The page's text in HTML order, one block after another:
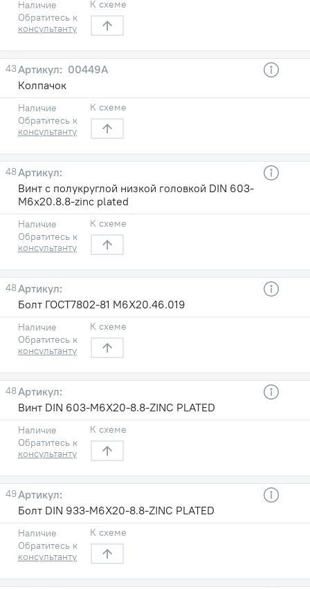
Наличие
Обратитесь к
консультанту
К схеме
43
00449А
Колпачок
Наличие
Обратитесь к
консультанту
К схеме
48
Винт с полукруглой низкой головкой DIN 603-
M6x20.8.8-zinc plated
Наличие
Обратитесь к
консультанту
К схеме
48
Болт ГОСТ7802-81 М6Х20.46.019
Наличие
Обратитесь к
консультанту
К схеме
48
Винт DIN 603-M6X20-8.8-ZINC PLATED
Наличие
Обратитесь к
консультанту
К схеме
49
Болт DIN 933-M6X20-8.8-ZINC PLATED
Наличие
Обратитесь к
консультанту
К схеме